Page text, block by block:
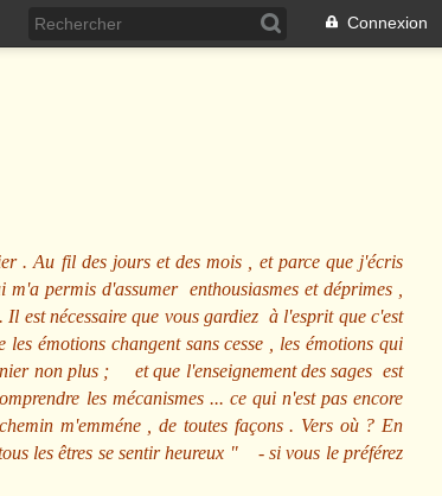
Connexion
. Au fil des jours et des mois , et parce que j'écris
permis d'assumer enthousiasmes et déprimes ,
est nécessaire que vous gardiez à l'esprit que c'est
émotions changent sans cesse , les émotions qui
non plus ; et que l'enseignement des sages est
les mécanismes ... ce qui n'est pas encore
m'emméne , de toutes façons . Vers où ? En
les êtres se sentir heureux " - si vous le préférez